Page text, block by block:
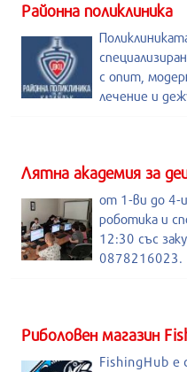
Районна поликлиника
с опит,
лечение и
Лятна академия за
от 1-ви до 4-и
роботика и
12:30 със
0878216023.
Риболовен магазин
FishingHub е